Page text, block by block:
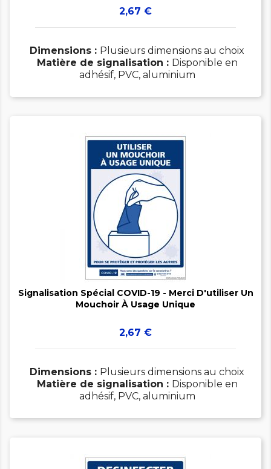
Prix
2,67 €
Dimensions : Plusieurs dimensions au choix
Matière de signalisation : Disponible en
adhésif, PVC, aluminium

Signalisation Spécial COVID-19 - Merci D'utiliser Un
Mouchoir À Usage Unique
Prix
2,67 €
Dimensions : Plusieurs dimensions au choix
Matière de signalisation : Disponible en
adhésif, PVC, aluminium